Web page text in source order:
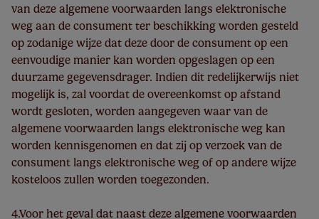
van deze algemene voorwaarden langs elektronische
weg aan de consument ter beschikking worden gesteld
op zodanige wijze dat deze door de consument op een
eenvoudige manier kan worden opgeslagen op een
duurzame gegevensdrager. Indien dit redelijkerwijs niet
mogelijk is, zal voordat de overeenkomst op afstand
wordt gesloten, worden aangegeven waar van de
algemene voorwaarden langs elektronische weg kan
worden kennisgenomen en dat zij op verzoek van de
consument langs elektronische weg of op andere wijze
kosteloos zullen worden toegezonden.
4.Voor het geval dat naast deze algemene voorwaarden